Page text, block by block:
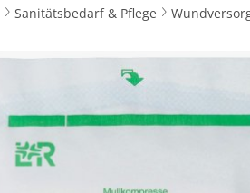
Sanitätsbedarf & Pflege